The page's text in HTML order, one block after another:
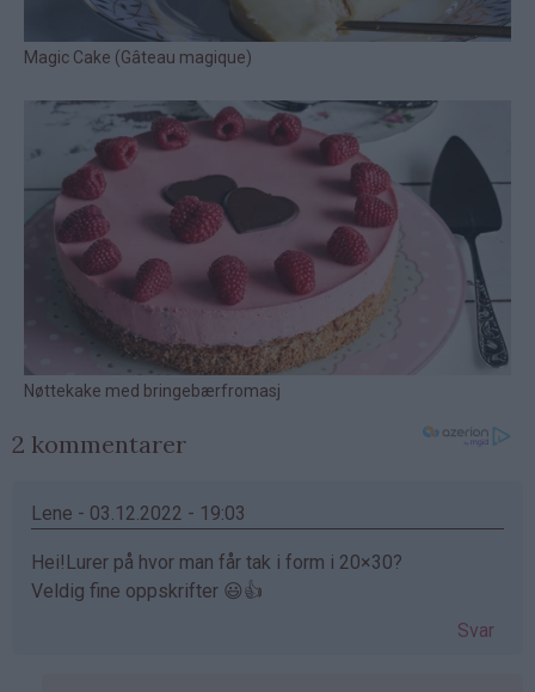
2 kommentarer
Lene - 03.12.2022 - 19:03
Hei!Lurer på hvor man får tak i form i 20×30?
Veldig fine oppskrifter 😃👍
Svar